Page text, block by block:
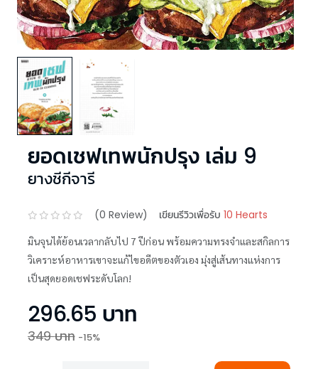
ยอดเชฟเทพนักปรุง เล่ม 9
ยางชีกีจารี
(0 Review) เขียนรีวิวเพื่อรับ 10 Hearts
มินจุนได้ย้อนเวลากลับไป 7 ปีก่อน พร้อมความทรงจำและสกิลการ
วิเคราะห์อาหารเขาจะแก้ไขอดีตของตัวเอง มุ่งสู่เส้นทางแห่งการ
เป็นสุดยอดเชฟระดับโลก!
296.65 บาท
349บาท -15%